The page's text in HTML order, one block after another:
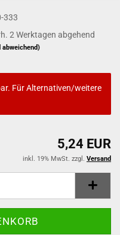
333
2 Werktagen abgehend
abweichend)
Für Alternativen/weitere
5,24 EUR
inkl. 19% MwSt. zzgl. Versand